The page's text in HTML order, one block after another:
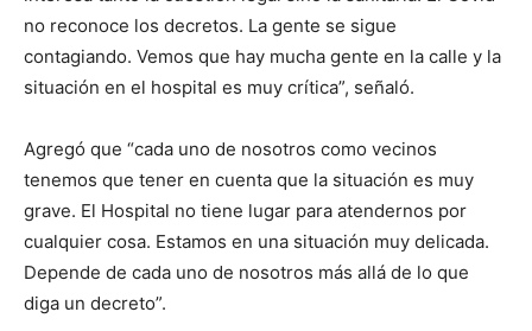
no reconoce los decretos. La gente se sigue
contagiando. Vemos que hay mucha gente en la calle y la
situación en el hospital es muy crítica”, señaló.
Agregó que “cada uno de nosotros como vecinos
tenemos que tener en cuenta que la situación es muy
grave. El Hospital no tiene lugar para atendernos por
cualquier cosa. Estamos en una situación muy delicada.
Depende de cada uno de nosotros más allá de lo que
diga un decreto”.